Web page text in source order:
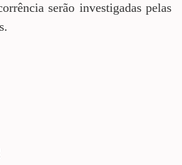
serão investigadas pelas